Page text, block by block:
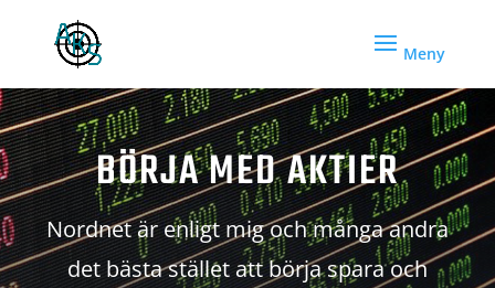
BÖRJA MED AKTIER
Nordnet är enligt mig och många andra
det bästa stället att börja spara och